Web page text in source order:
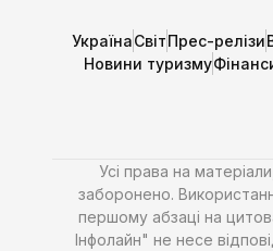
УкраїнаСвітПрес-релізи
Новини туризму
Усі права на
заборонено.
першому абзаці на
Інфолайн" не несе